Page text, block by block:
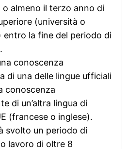
o almeno il terzo anno di
(università o
entro la fine del periodo di
conoscenza
di una delle lingue ufficiali
conoscenza
di un’altra lingua di
(francese o inglese).
svolto un periodo di
lavoro di oltre 8